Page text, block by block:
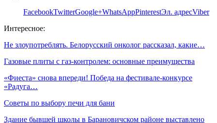
FacebookTwitterGoogle+WhatsAppPinterestЭл. адресViber
Интересное:
Не злоупотреблять. Белорусский онколог рассказал, какие…
Газовые плиты с газ-контролем: основные преимущества
«Фиеста» снова впереди! Победа на фестивале-конкурсе
«Радуга…
Советы по выбору печи для бани
Здание бывшей школы в Барановичском районе выставлено